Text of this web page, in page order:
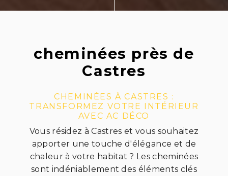
cheminées près de
Castres
CHEMINÉES À CASTRES :
TRANSFORMEZ VOTRE INTÉRIEUR
AVEC AC DÉCO
Vous résidez à Castres et vous souhaitez
apporter une touche d'élégance et de
chaleur à votre habitat ? Les cheminées
sont indéniablement des éléments clés